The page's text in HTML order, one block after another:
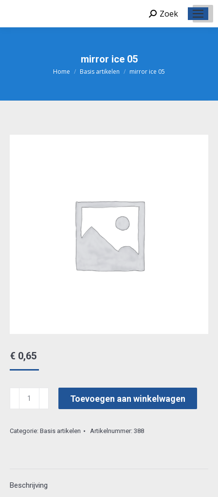
Zoeken:
Zoek
mirror ice 05
Je bent hier:
Home Basis artikelen mirror ice 05
€ 0,65
mirror
ice
aantal
Toevoegen aan winkelwagen
Categorie: Basis artikelen Artikelnummer: 388
Beschrijving